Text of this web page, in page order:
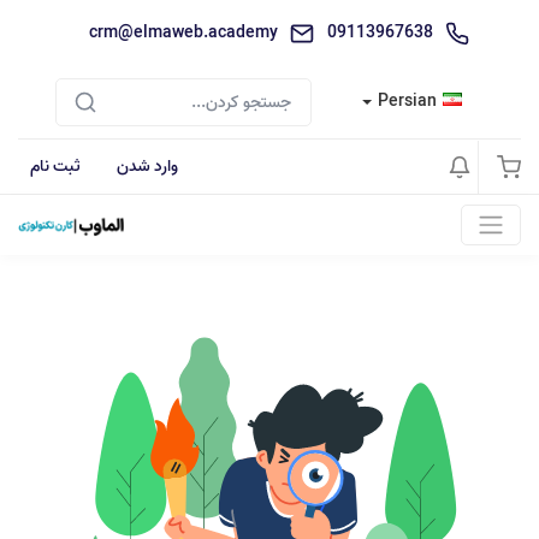
09113967638
crm@elmaweb.academy
Persian
وارد شدن ثبت نام